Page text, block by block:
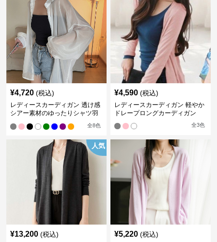
¥4,720 (税込)
レディースカーディガン 透け感
シアー素材のゆったりシャツ羽
全8色
¥4,590 (税込)
レディースカーディガン 軽やか
ドレープロングカーディガン
全3色
人気
¥13,200 (税込) ¥5,220 (税込)